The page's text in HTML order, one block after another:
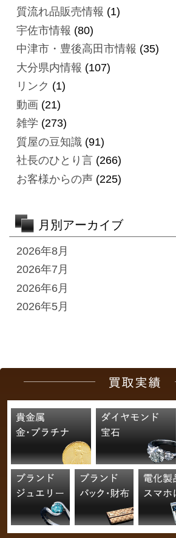
質流れ品販売情報 (1)
宇佐市情報 (80)
中津市・豊後高田市情報 (35)
大分県内情報 (107)
リンク (1)
動画(21)
雑学 (273)
質屋の豆知識(91)
社長のひとり言(266)
お客様からの声(225)
月別アーカイブ
2026年8月
2026年7月
2026年6月
2026年5月